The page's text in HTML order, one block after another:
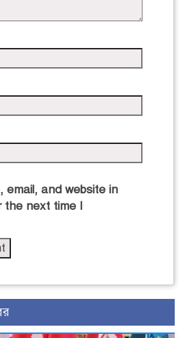
email, and website in
the next time I